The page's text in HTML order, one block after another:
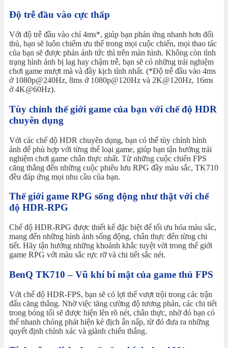
Độ trễ đầu vào cực thấp
Với độ trễ đầu vào chỉ 4ms*, giúp bạn phản ứng nhanh hơn đối
thủ, bạn sẽ luôn chiếm ưu thế trong mọi cuộc chiến, mọi thao tác
của bạn sẽ được phản ánh tức thì trên màn hình. Không còn tình
trạng hình ảnh bị lag hay chậm trễ, bạn sẽ có những trải nghiệm
chơi game mượt mà và đầy kịch tính nhất. (*Độ trễ đầu vào 4ms
ở 1080p@240Hz, 8ms ở 1080p@120Hz và 2K@120Hz, 16ms
ở 4K@60Hz).
Tùy chỉnh thế giới game của bạn với chế độ HDR
chuyên dụng
Với các chế độ HDR chuyên dụng, bạn có thể tùy chỉnh hình
ảnh để phù hợp với từng thể loại game, giúp bạn tận hưởng trải
nghiệm chơi game chân thực nhất. Từ những cuộc chiến FPS
căng thẳng đến những cuộc phiêu lưu RPG đầy màu sắc, TK710
đều đáp ứng mọi nhu cầu của bạn.
Thế giới game RPG sống động như thật với chế
độ HDR-RPG
Chế độ HDR-RPG được thiết kế đặc biệt để tối ưu hóa màu sắc,
mang đến những hình ảnh sống động, chân thực đến từng chi
tiết. Hãy tận hưởng những khoảnh khắc tuyệt vời trong thế giới
game RPG với màu sắc rực rỡ và chi tiết sắc nét.
BenQ TK710 – Vũ khí bí mật của game thủ FPS
Với chế độ HDR-FPS, bạn sẽ có lợi thế vượt trội trong các trận
đấu căng thẳng. Nhờ việc tăng cường độ tương phản, các chi tiết
trong bóng tối sẽ được hiện lên rõ nét, chân thực, nhờ đó bạn có
thể nhanh chóng phát hiện kẻ địch ẩn nấp, từ đó đưa ra những
quyết định chính xác và giành chiến thắng.